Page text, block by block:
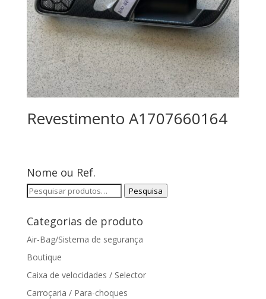
Revestimento A1707660164
Nome ou Ref.
Pesquisar
Pesquisa
Categorias de produto
Air-Bag/Sistema de segurança
Boutique
Caixa de velocidades / Selector
Carroçaria / Para-choques